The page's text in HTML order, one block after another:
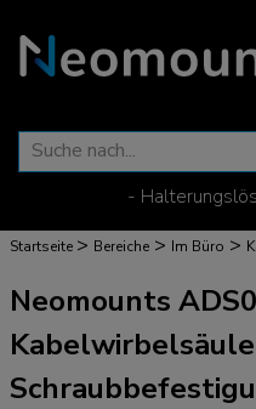
-
Startseite > Bereiche > Im Büro >
Neomounts